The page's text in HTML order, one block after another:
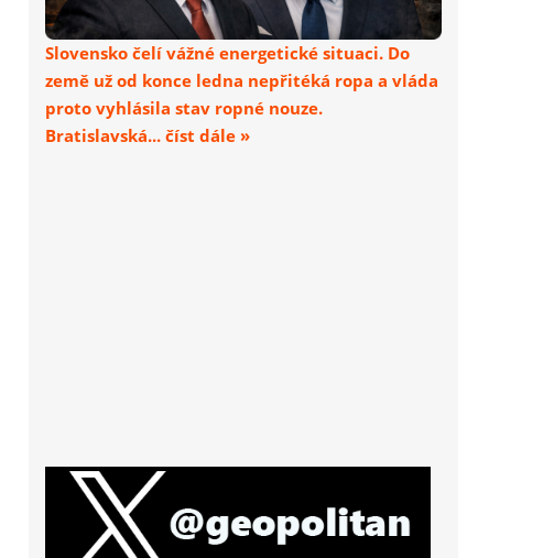
Slovensko čelí vážné energetické situaci. Do
země už od konce ledna nepřitéká ropa a vláda
proto vyhlásila stav ropné nouze.
Bratislavská... číst dále »